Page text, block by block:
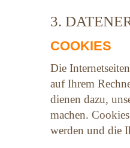
3.
COOKIES
Die
auf Ihrem
dienen dazu,
machen.
werden und die